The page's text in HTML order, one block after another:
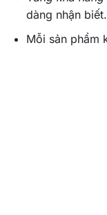
dàng nhận biết.
Mỗi sản phẩm